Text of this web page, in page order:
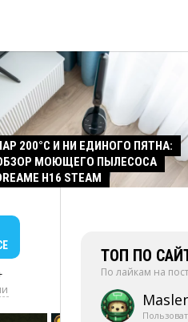
200°C И НИ ЕДИНОГО ПЯТНА:
МОЮЩЕГО ПЫЛЕСОСА
H16 STEAM
ТОП ПО
По лайкам на